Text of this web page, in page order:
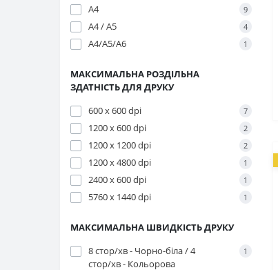
A4
9
A4 / A5 4
A4/A5/A6 1
МАКСИМАЛЬНА РОЗДІЛЬНА
ЗДАТНІСТЬ ДЛЯ ДРУКУ
600 x 600 dpi
7
1200 x 600 dpi 2
1200 x 1200 dpi 2
1200 x 4800 dpi 1
2400 x 600 dpi 1
5760 x 1440 dpi 1
МАКСИМАЛЬНА ШВИДКІСТЬ ДРУКУ
8 стор/хв - Чорно-біла / 4
стор/хв - Кольорова
1